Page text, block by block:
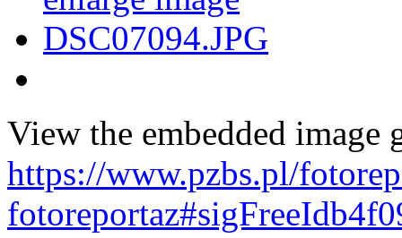
View the embedded image
https://www.pzbs.pl/